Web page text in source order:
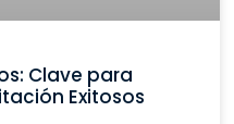
Clave para
Exitosos